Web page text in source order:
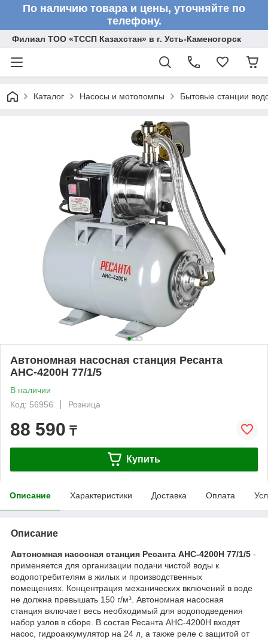
По наличию товара и цены, уточняйте по
телефону.
Филиал ТОО «ТССП Казахстан» в г. Усть-Каменогорск
Каталог Насосы и мотопомпы Бытовые станции
Автономная насосная станция Ресанта
АНС-4200Н 77/1/5
В наличии
Код: 56956
Розница
88 590 ₸
Купить
Описание Характеристики Доставка Оплата
Описание
Автономная насосная станция Ресанта АНС-4200Н 77/1/5 -
применяется для организации подачи чистой воды к
водопотребителям в жилых и производственных
помещениях. Концентрация механических включений в воде
не должна превышать 150 г/м³. Автономная насосная
станция включает весь необходимый для водоподведения
набор узлов в сборе. В состав Ресанта АНС-4200Н входят
насос, гидроаккумулятор на 24 л, а также реле с защитой от